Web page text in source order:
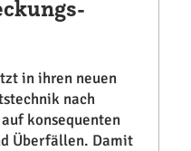
in ihren neuen
nach
konsequenten
Überfällen. Damit